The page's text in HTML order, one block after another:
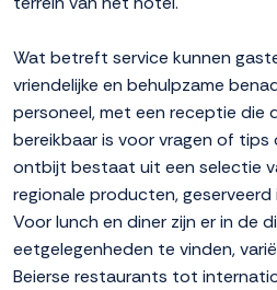
Wat betreft service kunnen
vriendelijke en behulpzame
personeel, met een receptie die
bereikbaar is voor vragen of tips
ontbijt bestaat uit een selectie
regionale producten,
Voor lunch en diner zijn er in de
eetgelegenheden te vinden,
Beierse restaurants tot